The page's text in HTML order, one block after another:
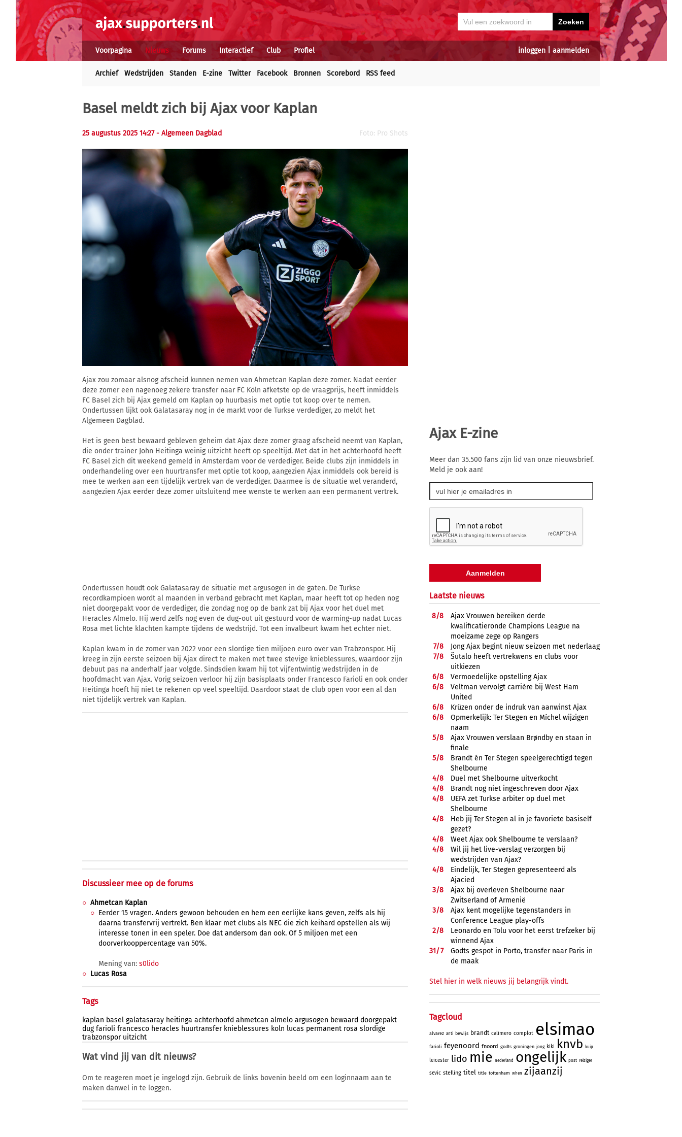
inloggen aanmelden
Voorpagina Nieuws Forums Interactief Club Profiel
Archief Wedstrijden Standen E-zine Twitter Facebook Bronnen Scorebord RSS feed
Basel meldt zich bij Ajax voor Kaplan
25 augustus 2025 14:27 - Algemeen Dagblad Foto: Pro Shots
Ajax zou zomaar alsnog afscheid kunnen nemen van Ahmetcan Kaplan deze zomer. Nadat eerder
deze zomer een nagenoeg zekere transfer naar FC Köln afketste op de vraagprijs, heeft inmiddels
FC Basel zich bij Ajax gemeld om Kaplan op huurbasis met optie tot koop over te nemen.
Ondertussen lijkt ook Galatasaray nog in de markt voor de Turkse verdediger, zo meldt het
Algemeen Dagblad.
Het is geen best bewaard gebleven geheim dat Ajax deze zomer graag afscheid neemt van Kaplan,
die onder trainer John Heitinga weinig uitzicht heeft op speeltijd. Met dat in het achterhoofd heeft
FC Basel zich dit weekend gemeld in Amsterdam voor de verdediger. Beide clubs zijn inmiddels in
onderhandeling over een huurtransfer met optie tot koop, aangezien Ajax inmiddels ook bereid is
mee te werken aan een tijdelijk vertrek van de verdediger. Daarmee is de situatie wel veranderd,
aangezien Ajax eerder deze zomer uitsluitend mee wenste te werken aan een permanent vertrek.
Ondertussen houdt ook Galatasaray de situatie met argusogen in de gaten. De Turkse
recordkampioen wordt al maanden in verband gebracht met Kaplan, maar heeft tot op heden nog
niet doorgepakt voor de verdediger, die zondag nog op de bank zat bij Ajax voor het duel met
Heracles Almelo. Hij werd zelfs nog even de dug-out uit gestuurd voor de warming-up nadat Lucas
Rosa met lichte klachten kampte tijdens de wedstrijd. Tot een invalbeurt kwam het echter niet.
Kaplan kwam in de zomer van 2022 voor een slordige tien miljoen euro over van Trabzonspor. Hij
kreeg in zijn eerste seizoen bij Ajax direct te maken met twee stevige knieblessures, waardoor zijn
debuut pas na anderhalf jaar volgde. Sindsdien kwam hij tot vijfentwintig wedstrijden in de
hoofdmacht van Ajax. Vorig seizoen verloor hij zijn basisplaats onder Francesco Farioli en ook onder
Heitinga hoeft hij niet te rekenen op veel speeltijd. Daardoor staat de club open voor een al dan
niet tijdelijk vertrek van Kaplan.
Discussieer mee op de forums
Ahmetcan Kaplan
Eerder 15 vragen. Anders gewoon behouden en hem een eerlijke kans geven, zelfs als hij
daarna transfervrij vertrekt. Ben klaar met clubs als NEC die zich keihard opstellen als wij
interesse tonen in een speler. Doe dat andersom dan ook. Of 5 miljoen met een
doorverkooppercentage van 50%.
Mening van: s0lido
Lucas Rosa
Tags
kaplan basel galatasaray heitinga achterhoofd ahmetcan almelo argusogen bewaard doorgepakt
dug farioli francesco heracles huurtransfer knieblessures koln lucas permanent rosa slordige
trabzonspor uitzicht
Wat vind jij van dit nieuws?
Om te reageren moet je ingelogd zijn. Gebruik de links bovenin beeld om een loginnaam aan te
maken danwel in te loggen.
Ajax E-zine
Meer dan 35.500 fans zijn lid van onze nieuwsbrief.
Meld je ook aan!
Laatste nieuws
8/8
Ajax Vrouwen bereiken derde
kwalificatieronde Champions League na
moeizame zege op Rangers
7/8
Jong Ajax begint nieuw seizoen met nederlaag
7/8
Šutalo heeft vertrekwens en clubs voor
uitkiezen
6/8
Vermoedelijke opstelling Ajax
6/8
Veltman vervolgt carrière bij West Ham
United
6/8
Krüzen onder de indruk van aanwinst Ajax
6/8
Opmerkelijk: Ter Stegen en Míchel wijzigen
naam
5/8
Ajax Vrouwen verslaan Brøndby en staan in
finale
5/8
Brandt én Ter Stegen speelgerechtigd tegen
Shelbourne
4/8
Duel met Shelbourne uitverkocht
4/8
Brandt nog niet ingeschreven door Ajax
4/8
UEFA zet Turkse arbiter op duel met
Shelbourne
4/8
Heb jij Ter Stegen al in je favoriete basiself
gezet?
4/8
Weet Ajax ook Shelbourne te verslaan?
4/8
Wil jij het live-verslag verzorgen bij
wedstrijden van Ajax?
4/8
Eindelijk, Ter Stegen gepresenteerd als
Ajacied
3/8
Ajax bij overleven Shelbourne naar
Zwitserland of Armenië
3/8
Ajax kent mogelijke tegenstanders in
Conference League play-offs
2/8
Leonardo en Tolu voor het eerst trefzeker bij
winnend Ajax
31/7
Godts gespot in Porto, transfer naar Paris in
de maak
Stel hier in welk nieuws jij belangrijk vindt.
Tagcloud
alvarez anti bewijs brandt calimero complot elsimao
farioli feyenoord fnoord godts groningen jong kiki knvb kuip
leicester lido mie nederland ongelijk post reiziger
sevic stelling titel title tottenham when zijaanzij